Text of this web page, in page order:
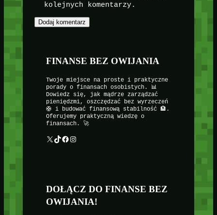
kolejnych komentarzy.
FINANSE BEZ OWIJANIA
Twoje miejsce na proste i praktyczne
porady o finansach osobistych. 📊
Dowiedz się, jak mądrze zarządzać
pieniędzmi, oszczędzać bez wyrzeczeń
🛟 i budować finansową stabilność 🏦.
Oferujemy praktyczną wiedzę o
finansach. 🚀
X TikTok Facebook Instagram
DOŁĄCZ DO FINANSE BEZ
OWIJANIA!